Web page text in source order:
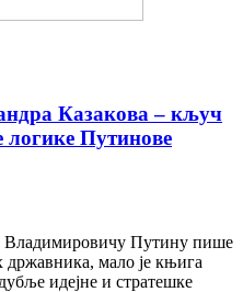
Казакова – кључ
логике Путинове
Владимировичу Путину пише
мало је књига
идејне и стратешке